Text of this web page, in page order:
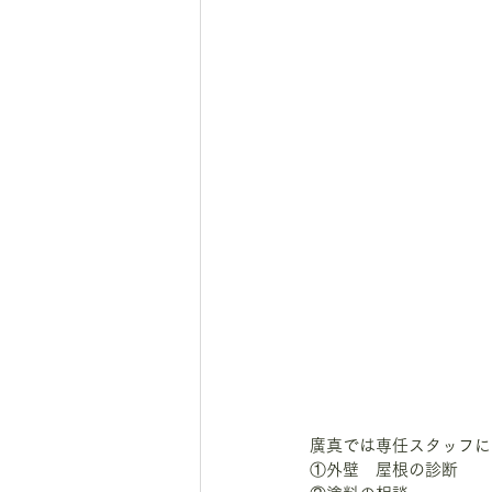
廣真では専任スタッフ
①外壁　屋根の診断